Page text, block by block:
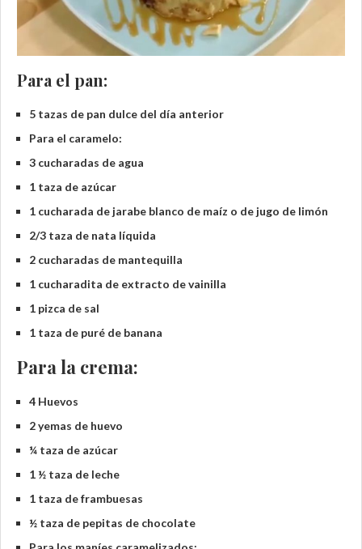
Para el pan:
5 tazas de pan dulce del día anterior
Para el caramelo:
3 cucharadas de agua
1 taza de azúcar
1 cucharada de jarabe blanco de maíz o de jugo de limón
2/3 taza de nata líquida
2 cucharadas de mantequilla
1 cucharadita de extracto de vainilla
1 pizca de sal
1 taza de puré de banana
Para la crema:
4 Huevos
2 yemas de huevo
¼ taza de azúcar
1 ½ taza de leche
1 taza de frambuesas
½ taza de pepitas de chocolate